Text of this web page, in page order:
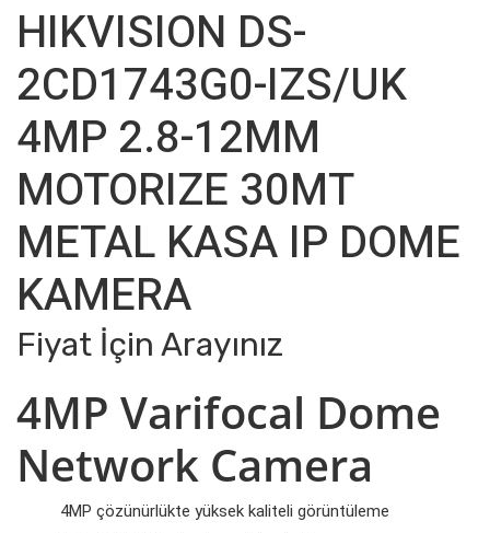
HIKVISION DS-
2CD1743G0-IZS/UK
4MP 2.8-12MM
MOTORIZE 30MT
METAL KASA IP DOME
KAMERA
Fiyat İçin Arayınız
4MP Varifocal Dome
Network Camera
4MP çözünürlükte yüksek kaliteli görüntüleme